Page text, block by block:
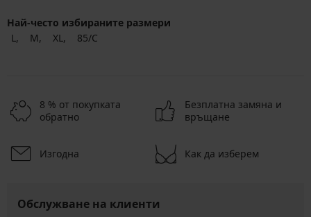
Най-често избираните размери
L
M XL 85/C
8 % от покупката
обратно
Безплатна замяна и
връщане
Изгодна Как да изберем
Обслужване на клиенти